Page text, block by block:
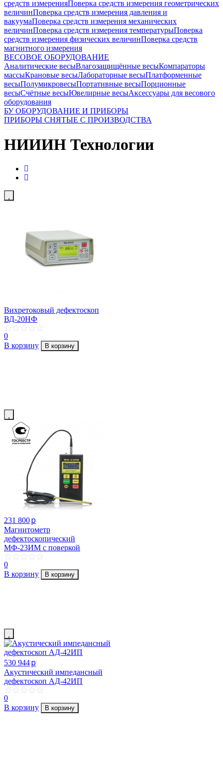
средств измеренияПоверка средств измерения геометрических
величинПоверка средств измерения давления и
вакуумаПоверка средств измерения механических
величинПоверка средств измерения температурыПоверка
средств измерения физических величинПоверка средств
магнитного измерения
ВЕСОВОЕ ОБОРУДОВАНИЕ
Аналитические весыВлагозащищённые весыКомпараторы
массыКрановые весыЛабораторные весыПлатформенные
весыПолумикровесыПортативные весыПорционные
весыСчётные весыЮвелирные весыАксессуары для весового
оборудования
БУ ОБОРУДОВАНИЕ И ПРИБОРЫ
ПРИБОРЫ СНЯТЫЕ С ПРОИЗВОДСТВА
НИИИН Технологии
Вихретоковый дефектоскоп
ВД-20НФ
0
В корзину
В корзину
231 800p
Магнитометр
дефектоскопический
МФ-23ИМ с поверкой
0
В корзину
В корзину
530 944p
Акустический импедансный
дефектоскоп АД-42ИП
0
В корзину
В корзину